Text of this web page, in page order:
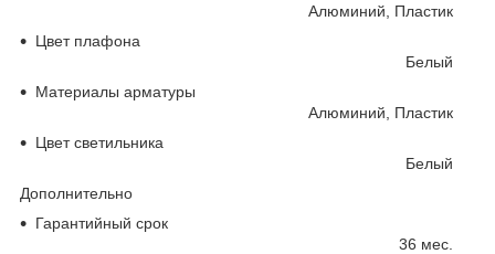
Алюминий, Пластик
Цвет плафона
Белый
Материалы арматуры
Алюминий, Пластик
Цвет светильника
Белый
Дополнительно
Гарантийный срок
36 мес.